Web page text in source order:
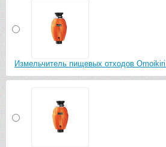
Измельчитель пищевых отходов